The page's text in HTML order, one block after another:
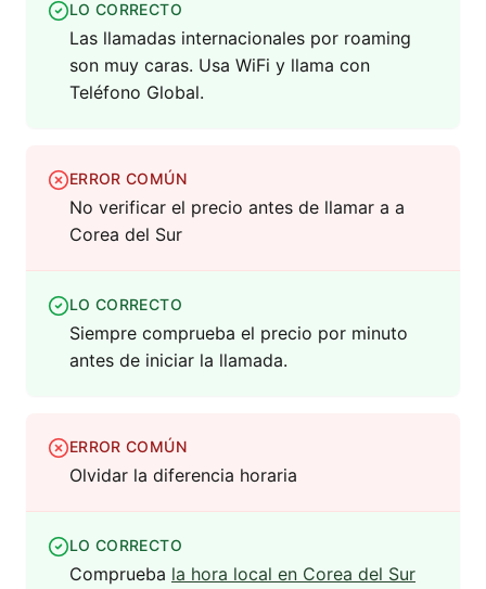
LO CORRECTO
Las llamadas internacionales por roaming
son muy caras. Usa WiFi y llama con
Teléfono Global.
ERROR COMÚN
No verificar el precio antes de llamar a a
Corea del Sur
LO CORRECTO
Siempre comprueba el precio por minuto
antes de iniciar la llamada.
ERROR COMÚN
Olvidar la diferencia horaria
LO CORRECTO
Comprueba la hora local en Corea del Sur